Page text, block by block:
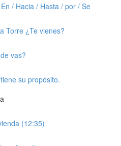
/ Hacia / Hasta / por / Se
Torre ¿Te vienes?
vas?
su propósito.
(12:35)